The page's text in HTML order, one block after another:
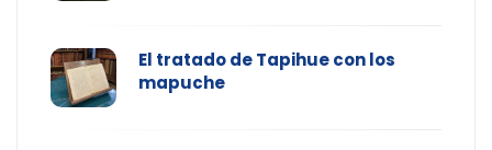
El tratado de Tapihue con los
mapuche